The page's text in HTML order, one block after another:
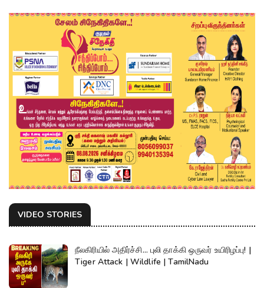
VIDEO STORIES
நீலகிரியில் அதிர்ச்சி... புலி தாக்கி ஒருவர் உயிரிழப்பு! |
Tiger Attack | Wildlife | TamilNadu